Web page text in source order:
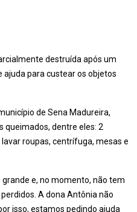
destruída após um
ajuda para custear os objetos
de Sena Madureira,
queimados, dentre eles: 2
roupas, centrífuga, mesas e
e, no momento, não tem
A dona Antônia não
isso, estamos pedindo ajuda